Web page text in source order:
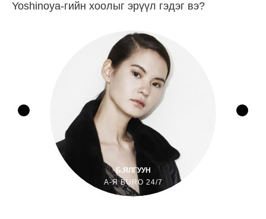
Yoshinoya-гийн хоолыг эрүүл гэдэг вэ?
Б.ЯЛГУУН
А-Я BURO 24/7